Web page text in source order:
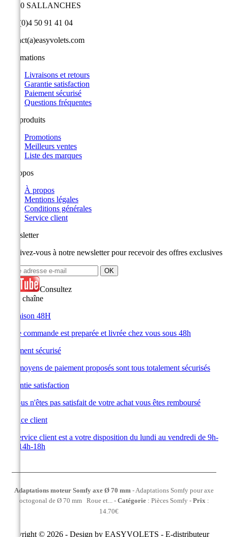
74700 SALLANCHES
+33 (0)4 50 91 41 04
contact(a)easyvolets.com
Informations
Livraisons et retours
Garantie satisfaction
Paiement sécurisé
Questions fréquentes
Nos produits
Promotions
Meilleurs ventes
Liste des marques
A propos
À propos
Mentions légales
Conditions générales
Service client
Newsletter
Inscrivez-vous à notre newsletter pour recevoir des offres exclusives
Consultez
notre chaîne
Livraison 48H
Votre commande est preparée et livrée chez vous sous 48h
Paiement sécurisé
Les moyens de paiement proposés sont tous totalement sécurisés
Garantie satisfaction
Si vous n'êtes pas satisfait de votre achat vous êtes remboursé
Service client
Le service client est a votre disposition du lundi au vendredi de 9h-
12h 14h-18h
Adaptations moteur Somfy axe Ø 70 mm -Adaptations Somfy pour axe
octogonal de Ø 70 mm Roue et...- Catégorie: Pièces Somfy- Prix:
14.70€
Copyright © 2026 - Design by EASYVOLETS - E-distributeur